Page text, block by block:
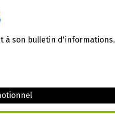
à son bulletin d'informations.